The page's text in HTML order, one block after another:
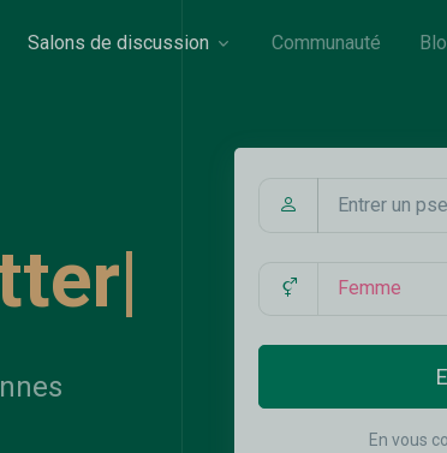
Salons de discussion Communauté
|
En vous